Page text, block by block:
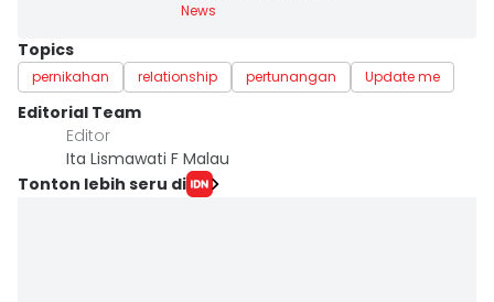
News
Topics
pernikahan relationship pertunangan Update me
Editorial Team
Editor
Ita Lismawati F Malau
Tonton lebih seru di